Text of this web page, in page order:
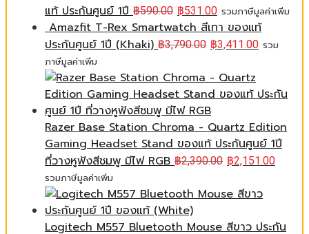
แท้ ประกันศูนย์ 1ปี ฿590.00 ฿531.00 รวมภาษีมูลค่าเพิ่ม
Amazfit T-Rex Smartwatch สีเทา ของแท้
ประกันศูนย์ 1ปี (Khaki) ฿3,790.00 ฿3,411.00 รวม
ภาษีมูลค่าเพิ่ม
Razer Base Station Chroma - Quartz Edition
Gaming Headset Stand ของแท้ ประกันศูนย์ 1ปี
ที่วางหูฟังสีชมพู มีไฟ RGB ฿2,390.00 ฿2,151.00
รวมภาษีมูลค่าเพิ่ม
Logitech M557 Bluetooth Mouse สีขาว ประกัน